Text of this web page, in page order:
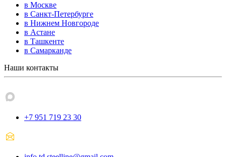
в Москве
в Санкт-Петербурге
в Нижнем Новгороде
в Астане
в Ташкенте
в Самарканде
Наши контакты
+7 951 719 23 30